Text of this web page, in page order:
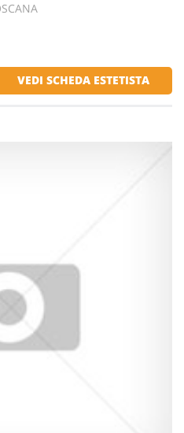
VEDI SCHEDA ESTETISTA